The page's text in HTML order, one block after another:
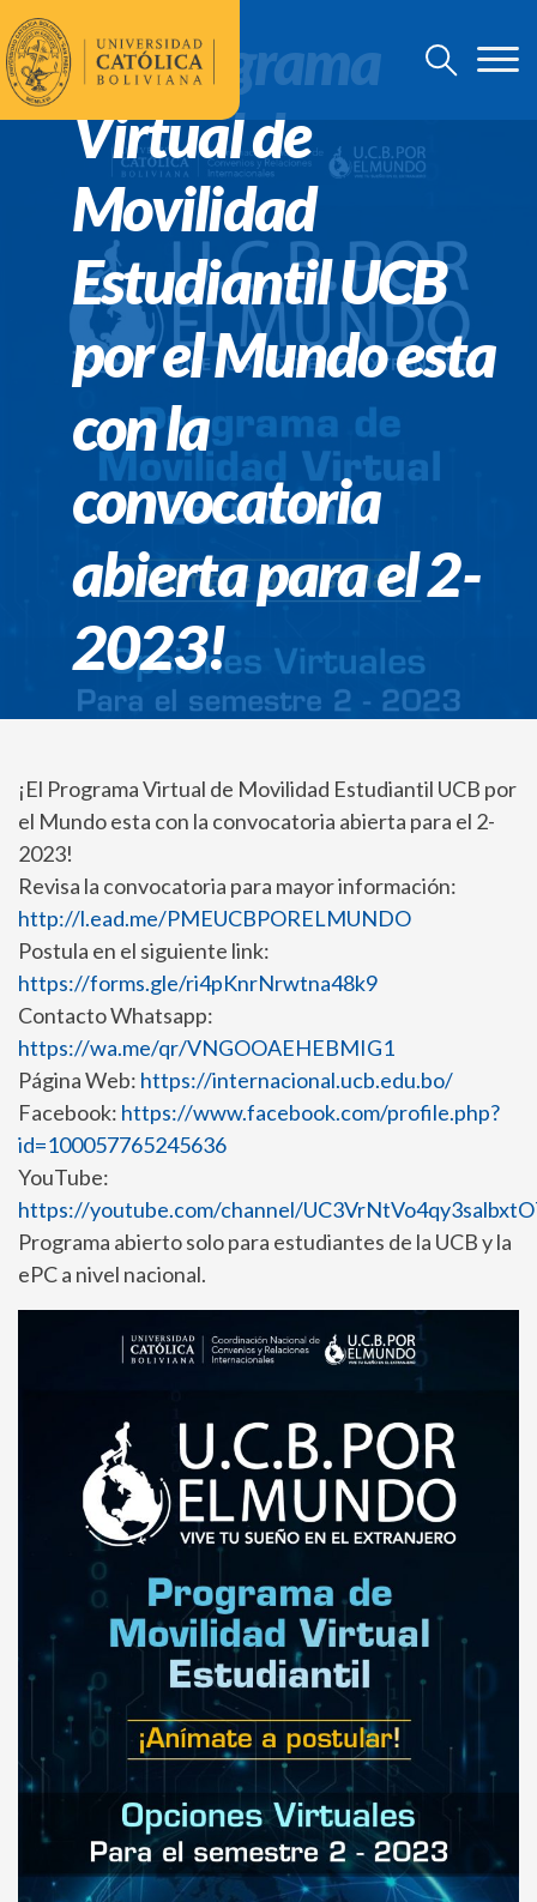
¡El Programa
Virtual de
Movilidad
Estudiantil UCB
por el Mundo esta
con la
convocatoria
abierta para el 2-
2023!
¡El Programa Virtual de Movilidad Estudiantil UCB por
el Mundo esta con la convocatoria abierta para el 2-
2023!
Revisa la convocatoria para mayor información:
http://l.ead.me/PMEUCBPORELMUNDO
Postula en el siguiente link:
https://forms.gle/ri4pKnrNrwtna48k9
Contacto Whatsapp:
https://wa.me/qr/VNGOOAEHEBMIG1
Página Web: https://internacional.ucb.edu.bo/
Facebook: https://www.facebook.com/profile.php?
id=100057765245636
YouTube:
https://youtube.com/channel/
Programa abierto solo para estudiantes de la UCB y la
ePC a nivel nacional.